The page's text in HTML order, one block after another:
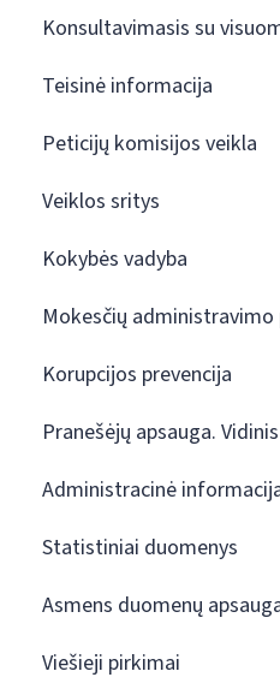
Konsultavimasis su
Teisinė informacija
Peticijų komisijos veikla
Veiklos sritys
Kokybės vadyba
Mokesčių administravimo
Korupcijos prevencija
Pranešėjų apsauga.
Administracinė
Statistiniai duomenys
Asmens duomenų
Viešieji pirkimai